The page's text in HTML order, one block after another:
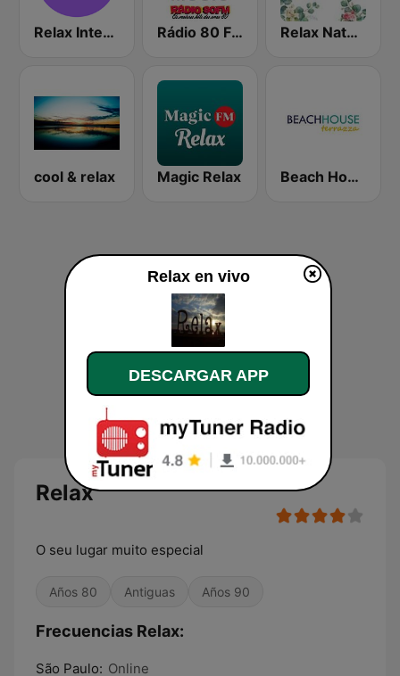
Relax International Rádio 80 FM - Anos 80 Relax Nature
cool & relax Magic Relax Beach House Radio Terrazza
Relax
O seu lugar muito especial
Años 80 Antiguas Años 90
Frecuencias Relax:
São Paulo: Online
Relax en vivo
DESCARGAR APP